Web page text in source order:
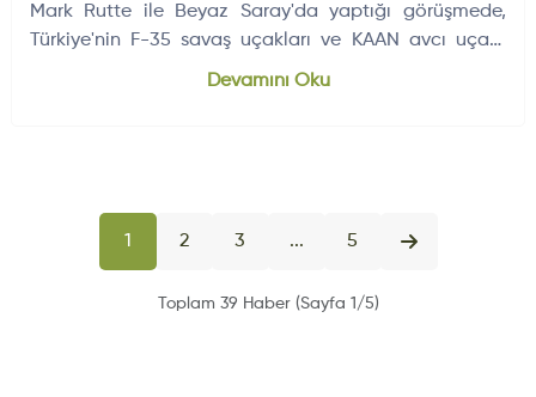
Mark Rutte ile Beyaz Saray'da yaptığı görüşmede,
Türkiye'nin F-35 savaş uçakları ve KAAN avcı uçağı
için gerekli motor talebine…
Devamını Oku
1 2 3 ... 5
Toplam 39 Haber (Sayfa 1/5)